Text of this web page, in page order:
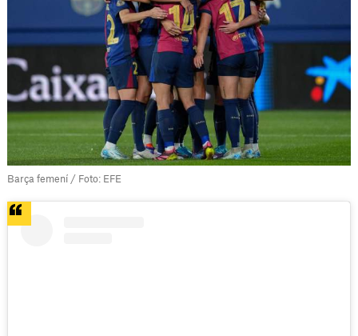
Barça femení / Foto: EFE